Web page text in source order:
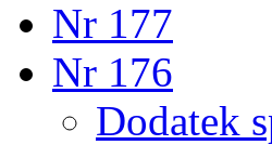
Nr 177
Nr 176
Dodatek